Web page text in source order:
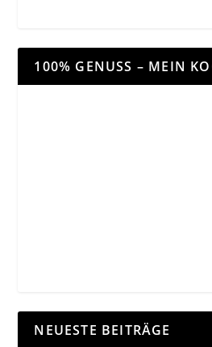
100% GENUSS – MEIN
NEUESTE BEITRÄGE